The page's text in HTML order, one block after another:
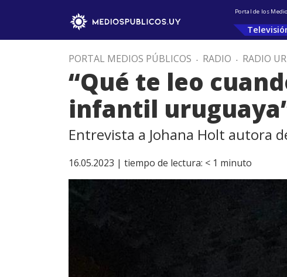
Portal de los
PORTAL MEDIOS PÚBLICOS . RADIO . RADIO
“Qué te leo
infantil
Entrevista a Johana Holt autora
16.05.2023 | tiempo de lectura: < 1 minuto